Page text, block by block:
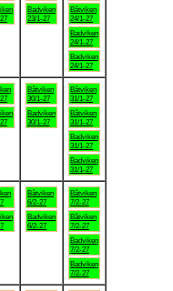
Badviken
23/1-27
Båtviken
24/1-27
Badviken
24/1-27
Badviken
24/1-27
Båtviken
30/1-27
Badviken
30/1-27
Båtviken
31/1-27
Båtviken
31/1-27
Badviken
31/1-27
Badviken
31/1-27
Båtviken
6/2-27
Badviken
6/2-27
Båtviken
7/2-27
Båtviken
7/2-27
Badviken
7/2-27
Badviken
7/2-27